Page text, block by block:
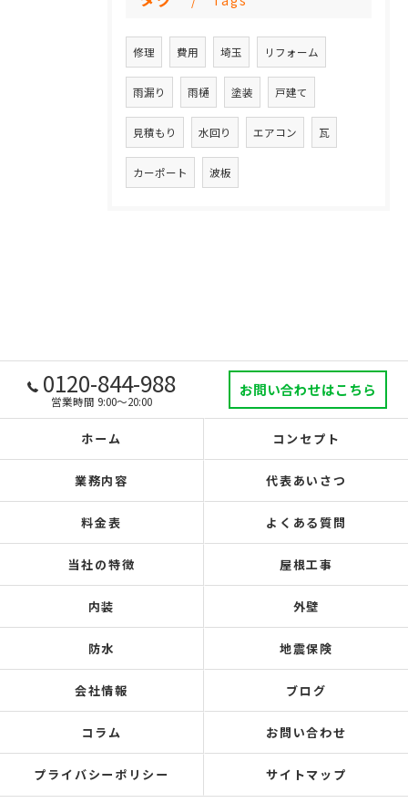
修理 費用 埼玉 リフォーム
雨漏り 雨樋 塗装 戸建て
見積もり 水回り エアコン 瓦
カーポート 波板
0120-844-988
営業時間 9:00～20:00
お問い合わせはこちら
ホーム コンセプト
業務内容 代表あいさつ
料金表 よくある質問
当社の特徴 屋根工事
内装 外壁
防水 地震保険
会社情報 ブログ
コラム お問い合わせ
プライバシーポリシー サイトマップ